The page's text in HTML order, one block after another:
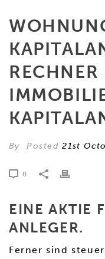
RECHNER
By Posted21st
0
EINE AKTIE
ANLEGER.
Ferner sind